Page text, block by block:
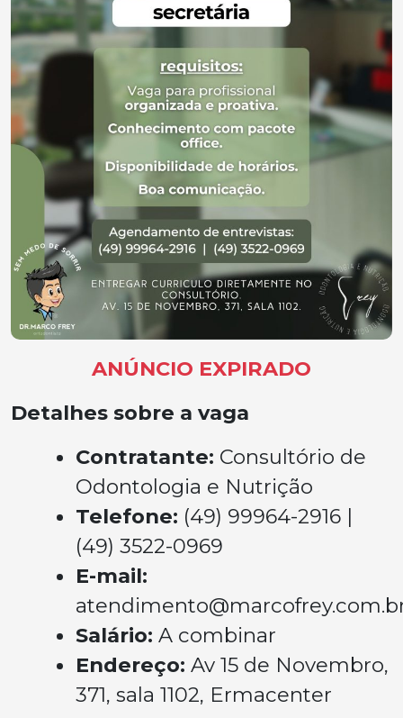
ANÚNCIO EXPIRADO
Detalhes sobre a vaga
Contratante: Consultório de
Odontologia e Nutrição
Telefone: (49) 99964-2916 |
(49) 3522-0969
E-mail:
Salário: A combinar
Endereço: Av 15 de Novembro,
371, sala 1102, Ermacenter